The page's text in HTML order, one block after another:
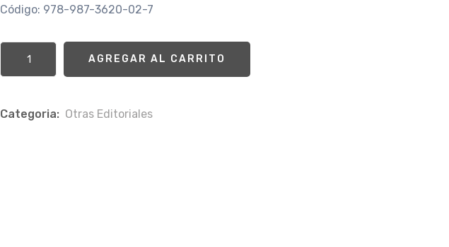
Código: 978-987-3620-02-7
AGREGAR AL CARRITO
Categoria: Otras Editoriales